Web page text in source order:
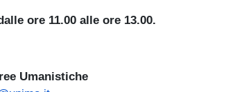
ore 11.00 alle ore 13.00.
Umanistiche